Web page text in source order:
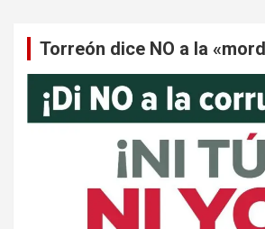
Torreón dice NO a la